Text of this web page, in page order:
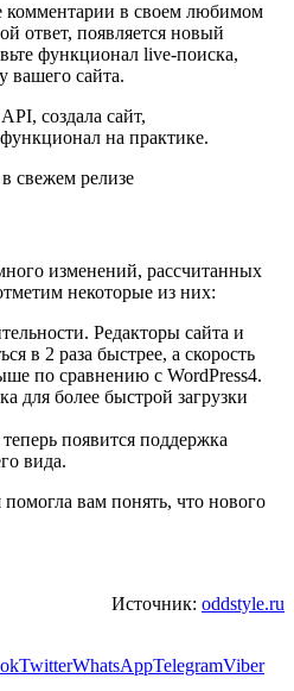
комментарии в своем любимом
ответ, появляется новый
функционал live-поиска,
вашего сайта.
создала сайт,
на практике.
изменений, рассчитанных
некоторые из них:
Редакторы сайта и
в 2 раза быстрее, а скорость
по сравнению с WordPress4.
для более быстрой загрузки
появится поддержка
вида.
вам понять, что нового
Источник: oddstyle.ru
TwitterWhatsAppTelegramViber